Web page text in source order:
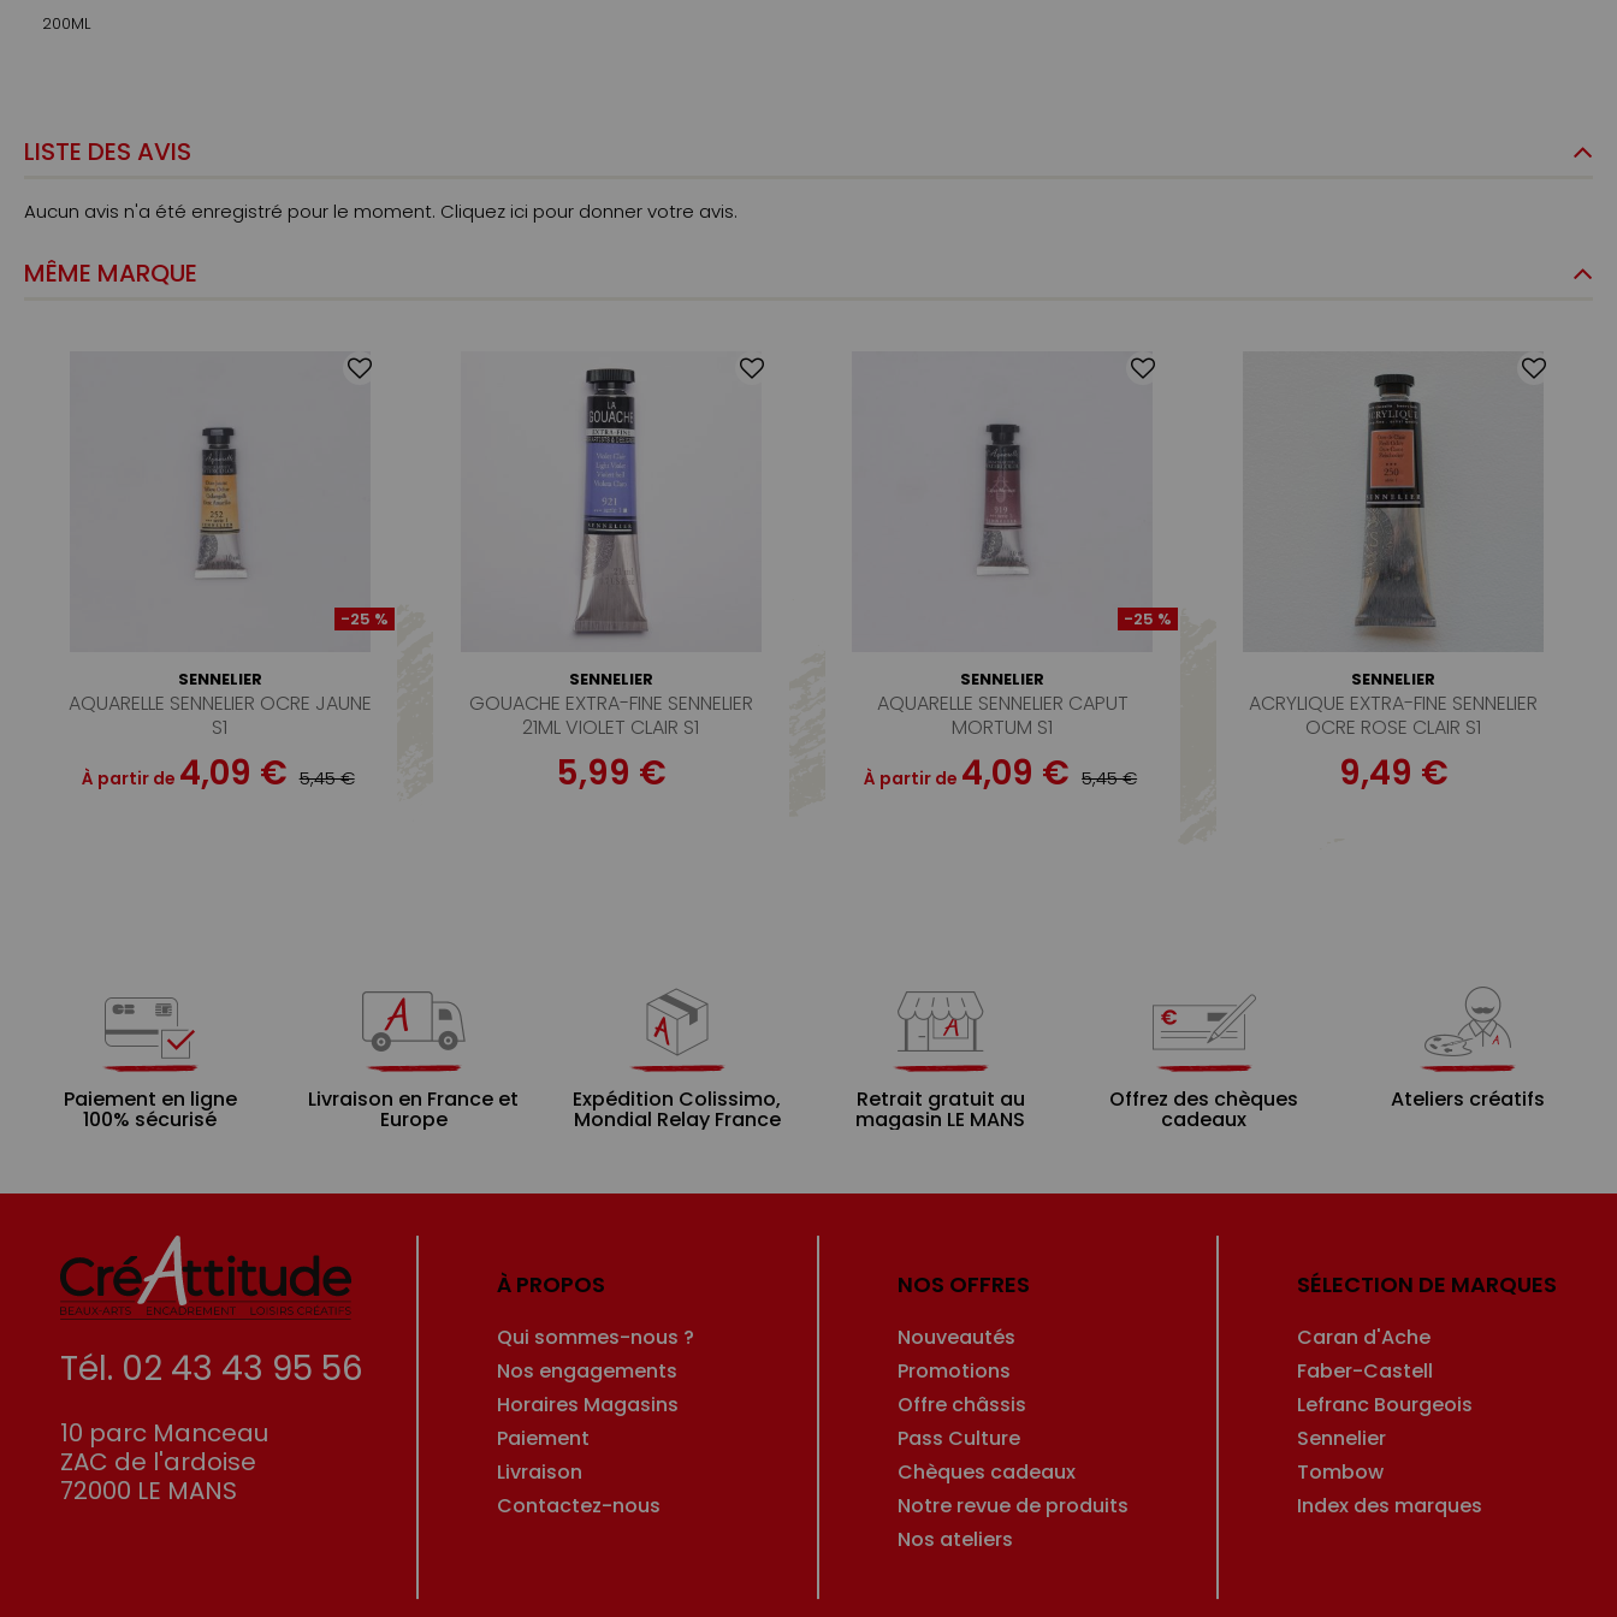
200ML
LISTE DES AVIS
Aucun avis n'a été enregistré pour le moment. Cliquez ici pour donner votre avis.
MÊME MARQUE
-25 %
SENNELIER
AQUARELLE SENNELIER OCRE JAUNE
S1
À partir de 4,09 € 5,45 €
SENNELIER
GOUACHE EXTRA-FINE SENNELIER
21ML VIOLET CLAIR S1
5,99 €
-25 %
SENNELIER
AQUARELLE SENNELIER CAPUT
MORTUM S1
À partir de 4,09 € 5,45 €
SENNELIER
ACRYLIQUE EXTRA-FINE SENNELIER
OCRE ROSE CLAIR S1
9,49 €
Paiement en ligne
100% sécurisé
Livraison en France et
Europe
Expédition Colissimo,
Mondial Relay France
Retrait gratuit au
magasin LE MANS
Offrez des chèques
cadeaux
Ateliers créatifs
Tél. 02 43 43 95 56
10 parc Manceau
ZAC de l'ardoise
72000 LE MANS
À PROPOS
Qui sommes-nous ?
Nos engagements
Horaires Magasins
Paiement
Livraison
Contactez-nous
NOS OFFRES
Nouveautés
Promotions
Offre châssis
Pass Culture
Chèques cadeaux
Notre revue de produits
Nos ateliers
SÉLECTION DE MARQUES
Caran d'Ache
Faber-Castell
Lefranc Bourgeois
Sennelier
Tombow
Index des marques